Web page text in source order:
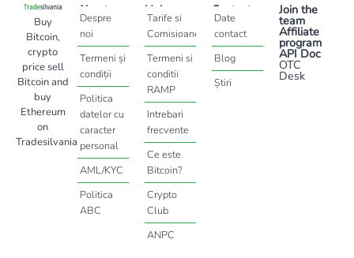
Buy
Bitcoin,
crypto
price sell
Bitcoin and
buy
Ethereum
on
Tradesilvania
About
Despre
noi
Termeni și
condiții
Politica
datelor cu
caracter
personal
AML/KYC
Politica
ABC
Help
Tarife si
Comisioane
Termeni si
conditii
RAMP
Intrebari
frecvente
Ce este
Bitcoin?
Crypto
Club
ANPC
Contact
Date
contact
Blog
Știri
Join the
team
Affiliate
program
API Doc
OTC
Desk